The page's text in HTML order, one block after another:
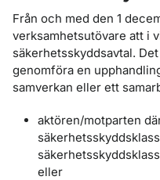
Från och med den 1
verksamhetsutövare att i
säkerhetsskyddsavtal.
genomföra en
samverkan eller ett
aktören/motparten
eller